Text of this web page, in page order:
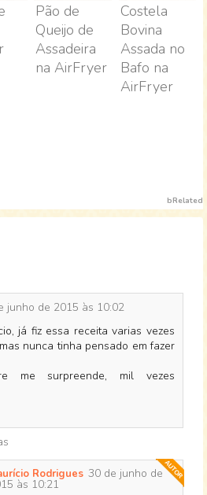
Pão de
Queijo de
Assadeira
na AirFryer
Costela
Bovina
Assada no
Bafo na
AirFryer
bRelated
junho de 2015 às 10:02
já fiz essa receita varias vezes
nunca tinha pensado em fazer
me surpreende, mil vezes
Rodrigues 30 de junho de
às 10:21